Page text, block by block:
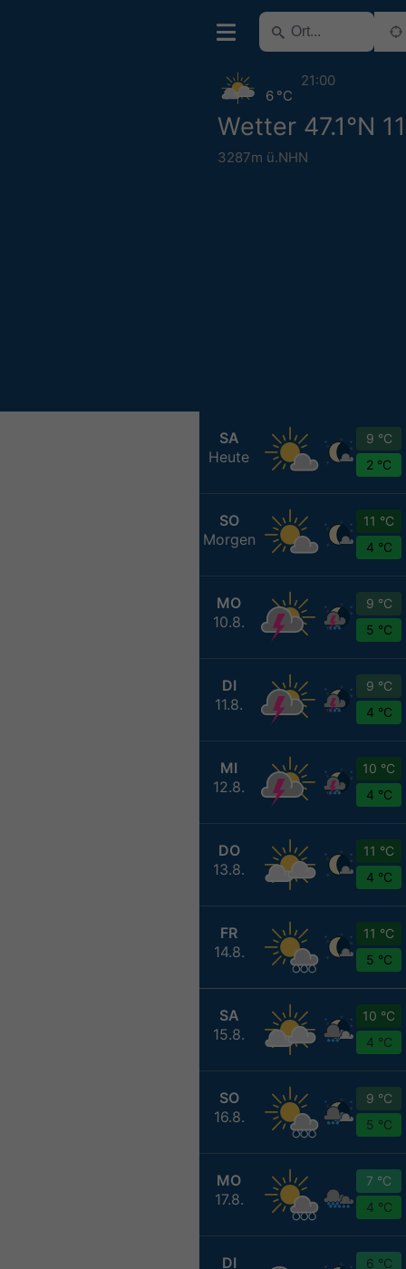
Wetter 47.1°N
3287m ü.NHN
6 °C
21:00
SA
Heute
9 °C
2 °C
SO
Morgen
11 °C
4 °C
MO
10.8.
9 °C
5 °C
DI
11.8.
9 °C
4 °C
MI
12.8.
10 °C
4 °C
DO
13.8.
11 °C
4 °C
FR
14.8.
11 °C
5 °C
SA
15.8.
10 °C
4 °C
SO
16.8.
9 °C
5 °C
MO
17.8.
7 °C
4 °C
DI
6 °C